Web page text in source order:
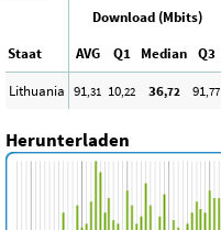
Download (Mbits)
Staat
AVG Q1 Median Q3
Lithuania 91,31 10,22 36,72 91,77
Herunterladen